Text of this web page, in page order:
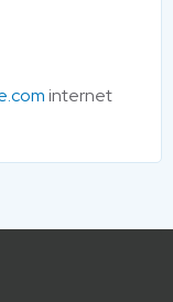
internet